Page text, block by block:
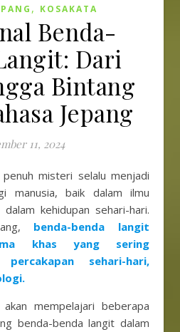
, KOSAKATA
Benda-
Dari
Bintang
Jepang
11, 2024
manusia, baik dalam ilmu
kehidupan sehari-hari.
benda-benda langit
khas yang sering
sehari-hari,
mempelajari beberapa
benda-benda langit dalam